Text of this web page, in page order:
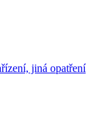
jiná opatření